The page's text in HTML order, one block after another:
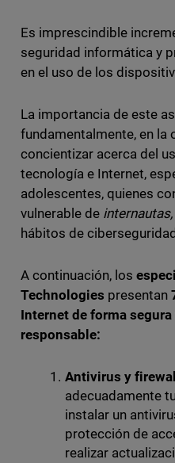
Es imprescindible
seguridad informática y
en el uso de los
La importancia de este
fundamentalmente, en la
concientizar acerca del
tecnología e Internet,
adolescentes, quienes
vulnerable de internautas,
hábitos de
A continuación, los
Technologies presentan
Internet de forma
responsable:
Antivirus y
adecuadamente
instalar un
protección de
realizar